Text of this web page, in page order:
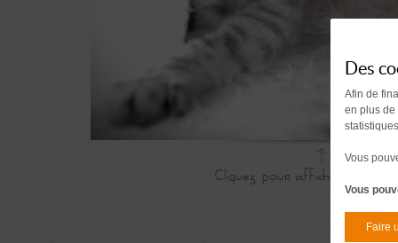
Des
Afin de
en plus
Vous
Vous
Faire